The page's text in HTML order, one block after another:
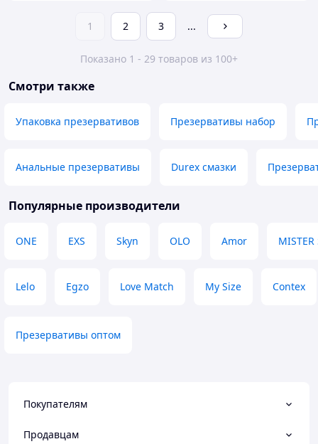
1 2 3 ...
Показано 1 - 29 товаров из 100+
Смотри также
Упаковка презервативов Презервативы набор
Анальные презервативы Durex смазки
Популярные производители
ONE EXS Skyn OLO Amor MISTER
Lelo Egzo Love Match My Size Contex
Презервативы оптом
Покупателям
Продавцам